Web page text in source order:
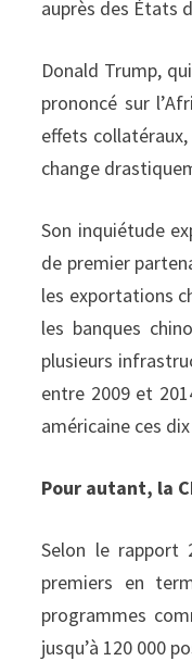
auprès des États
Donald Trump,
prononcé sur
effets
change
Son inquiétude
de premier
les exportations
les banques
plusieurs
entre 2009 et
américaine ces
Pour autant, la
Selon le rapport
premiers en
programmes
jusqu’à 120 000